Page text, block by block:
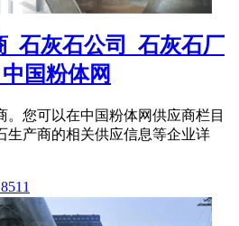
_石灰石公司_石灰石厂
国粉体网
。您可以在中国粉体网供应商栏目
生产商的相关供应信息等企业详